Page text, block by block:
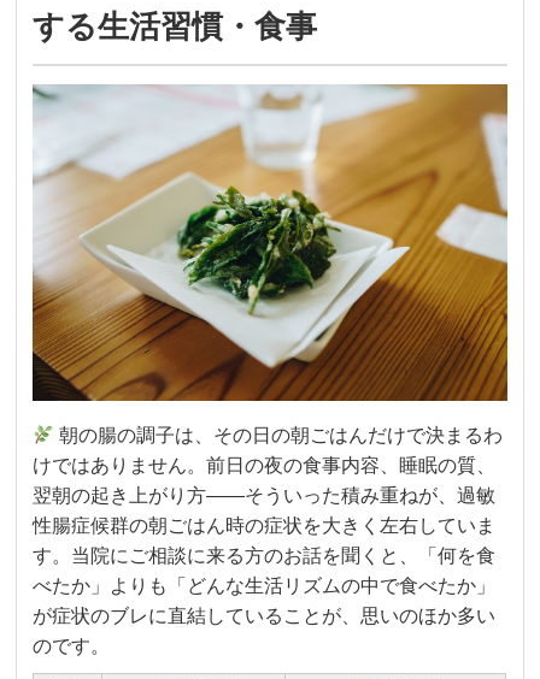
する生活習慣・食事
朝の腸の調子は、その日の朝ごはんだけで決まるわ
けではありません。前日の夜の食事内容、睡眠の質、
翌朝の起き上がり方——そういった積み重ねが、過敏
性腸症候群の朝ごはん時の症状を大きく左右していま
す。当院にご相談に来る方のお話を聞くと、「何を食
べたか」よりも「どんな生活リズムの中で食べたか」
が症状のブレに直結していることが、思いのほか多い
のです。